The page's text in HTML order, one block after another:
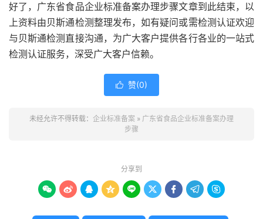
好了，广东省食品企业标准备案办理步骤文章到此结束，以
上资料由贝斯通检测整理发布，如有疑问或需检测认证欢迎
与贝斯通检测直接沟通，为广大客户提供各行各业的一站式
检测认证服务，深受广大客户信赖。
 赞(0)
未经允许不得转载： 企业标准备案 » 广东省食品企业标准备案办理
步骤
分享到
        